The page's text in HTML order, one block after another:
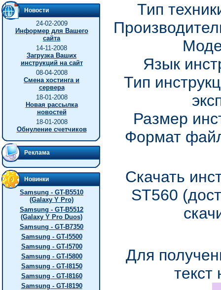
Новости
24-02-2009
Информер для Вашего
сайта
14-11-2008
Загрузка Ваших
инструкций на сайт
08-04-2008
Смена хостинга и
сервера
18-01-2008
Новая рассылка
новостей
18-01-2008
Обнуление счетчиков
Реклама
Новинки
Samsung - GT-B5510
(Galaxy Y Pro)
Samsung - GT-B5512
(Galaxy Y Pro Duos)
Samsung - GT-B7350
Samsung - GT-I5500
Samsung - GT-I5700
Samsung - GT-I5800
Samsung - GT-I8150
Samsung - GT-I8160
Samsung - GT-I8190
Тип
Язык
Тип
Размер
Формат
Скачать
ST560
Для
текст